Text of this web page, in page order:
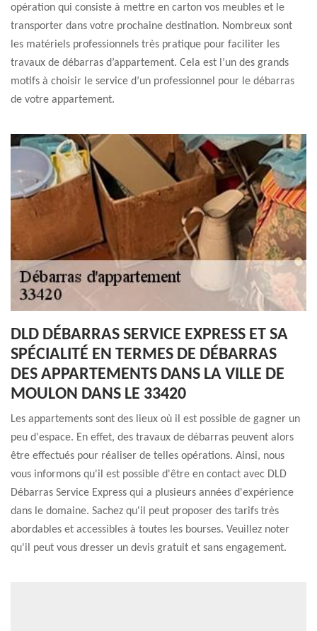
opération qui consiste à mettre en carton vos meubles et le
transporter dans votre prochaine destination. Nombreux sont
les matériels professionnels très pratique pour faciliter les
travaux de débarras d’appartement. Cela est l’un des grands
motifs à choisir le service d’un professionnel pour le débarras
de votre appartement.
DLD DÉBARRAS SERVICE EXPRESS ET SA
SPÉCIALITÉ EN TERMES DE DÉBARRAS
DES APPARTEMENTS DANS LA VILLE DE
MOULON DANS LE 33420
Les appartements sont des lieux où il est possible de gagner un
peu d'espace. En effet, des travaux de débarras peuvent alors
être effectués pour réaliser de telles opérations. Ainsi, nous
vous informons qu'il est possible d'être en contact avec DLD
Débarras Service Express qui a plusieurs années d'expérience
dans le domaine. Sachez qu'il peut proposer des tarifs très
abordables et accessibles à toutes les bourses. Veuillez noter
qu'il peut vous dresser un devis gratuit et sans engagement.